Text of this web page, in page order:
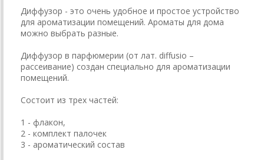
Диффузор - это очень удобное и простое устройство
для ароматизации помещений. Ароматы для дома
можно выбрать разные.
Диффузор в парфюмерии (от лат. diffusio –
рассеивание) создан специально для ароматизации
помещений.
Состоит из трех частей:
1 - флакон,
2 - комплект палочек
3 - ароматический состав